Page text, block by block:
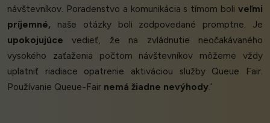
návštevníkov. Poradenstvo a komunikácia s tímom boli veľmi
príjemné, naše otázky boli zodpovedané promptne. Je
upokojujúce vedieť, že na zvládnutie neočakávaného
vysokého zaťaženia počtom návštevníkov môžeme vždy
uplatniť riadiace opatrenie aktiváciou služby Queue Fair.
Používanie Queue-Fair nemá žiadne nevýhody.’